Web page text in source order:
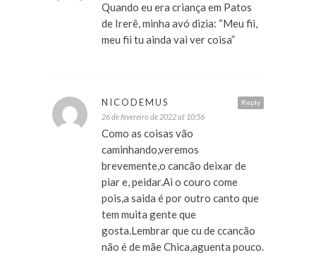
Quando eu era criança em Patos
de Irerê, minha avó dizia: “Meu fii,
meu fii tu ainda vai ver coisa”
Reply
NICODEMUS
26 de fevereiro de 2022 at 10:56
Como as coisas vão
caminhando,veremos
brevemente,o cancão deixar de
piar e, peidar.Ai o couro come
pois,a saida é por outro canto que
tem muita gente que
gosta.Lembrar que cu de ccancão
não é de mãe Chica,aguenta pouco.